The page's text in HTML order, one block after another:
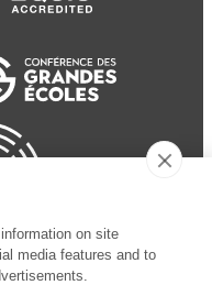
on site
media features and to